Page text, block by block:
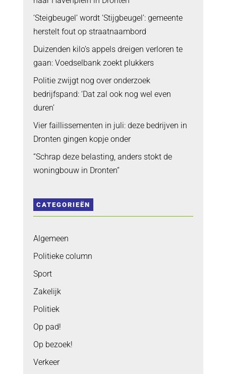
‘Steigbeugel’ wordt ‘Stijgbeugel’: gemeente
herstelt fout op straatnaambord
Duizenden kilo’s appels dreigen verloren te
gaan: Voedselbank zoekt plukkers
Politie zwijgt nog over onderzoek
bedrijfspand: ‘Dat zal ook nog wel even
duren’
Vier faillissementen in juli: deze bedrijven in
Dronten gingen kopje onder
“Schrap deze belasting, anders stokt de
woningbouw in Dronten”
CATEGORIEËN
Algemeen
Politieke column
Sport
Zakelijk
Politiek
Op pad!
Op bezoek!
Verkeer